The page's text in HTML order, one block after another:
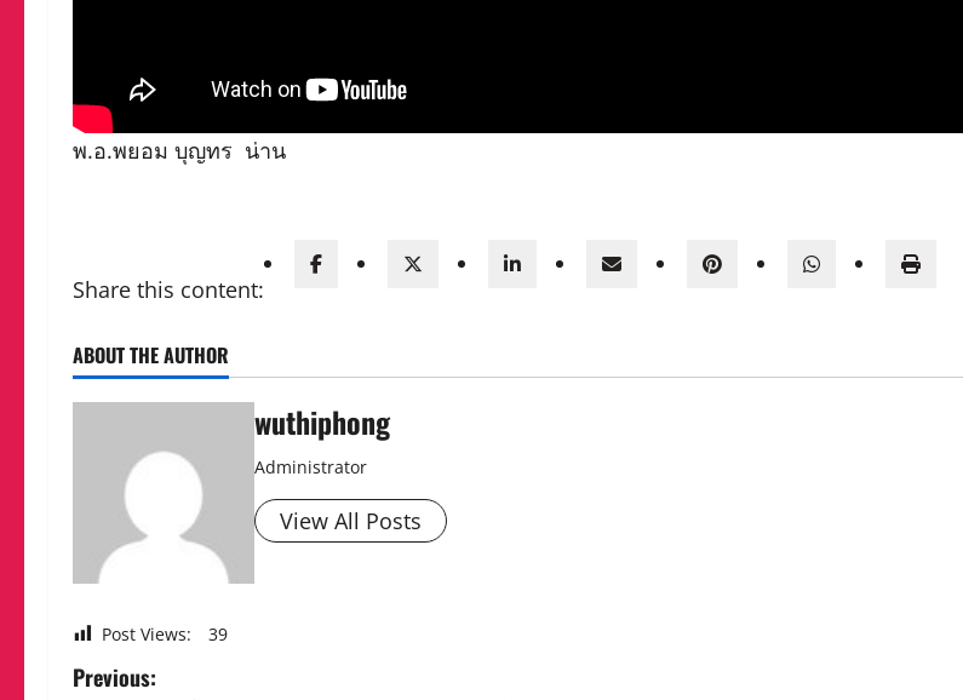
พ.อ.พยอม บุญทร น่าน
Share this content:
ABOUT THE AUTHOR
wuthiphong
Administrator
View All Posts
Post Views: 39
P
Previous: